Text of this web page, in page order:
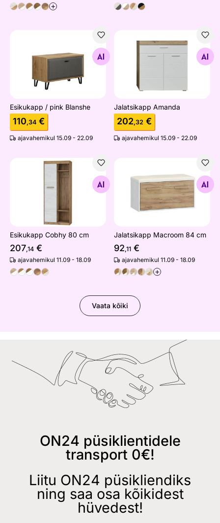
+
Otsi sarnaseid
Esikukapp / pink Blanshe
110,34 €
ajavahemikul 15.09 - 22.09
Jalatsikapp Amanda
Otsi sarnaseid
Jalatsikapp Amanda
202,32 €
ajavahemikul 15.09 - 22.09
Esikukapp Cobhy 80 cm
Otsi sarnaseid
Esikukapp Cobhy 80 cm
207,14 €
ajavahemikul 11.09 - 18.09
Jalatsikapp Macroom 84 cm
Otsi sarnaseid
Jalatsikapp Macroom 84 cm
92,11 €
ajavahemikul 11.09 - 18.09
+
Vaata kõiki
ON24 püsiklientidele
transport 0€!
Liitu ON24 püsikliendiks
ning saa osa kõikidest
hüvedest!